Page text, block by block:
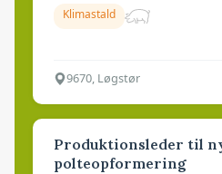
Klimastald
9670, Løgstør
Produktionsleder til
polteopformering